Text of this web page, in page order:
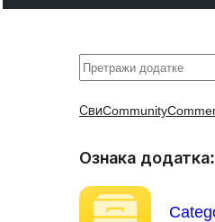
Претрага
СвиCommunity
Ознака додатка: